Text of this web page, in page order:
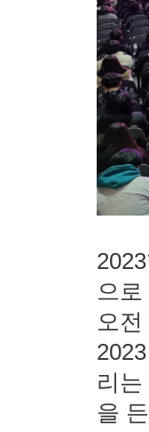
임원 현황
연혁·사업실적
역대 이사장
으로
오
리
을